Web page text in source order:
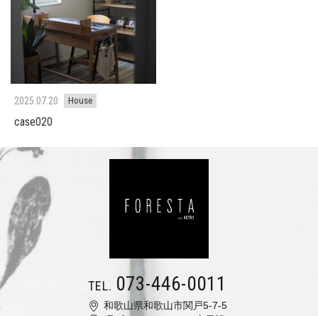
2025.07.20 House
case020
TEL. 073-446-0011
和歌山県和歌山市関戸5-7-5